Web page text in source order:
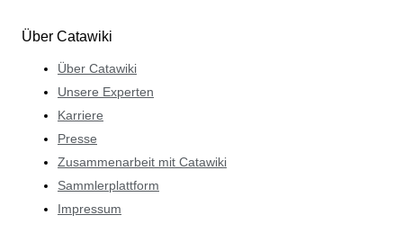
Über Catawiki
Über Catawiki
Unsere Experten
Karriere
Presse
Zusammenarbeit mit Catawiki
Sammlerplattform
Impressum